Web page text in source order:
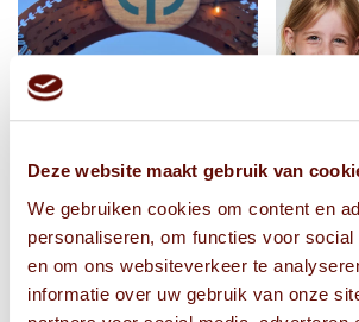
Deze website maakt gebruik van
We gebruiken cookies om content en
personaliseren, om functies voor social
en om ons websiteverkeer te
informatie over uw gebruik van onze